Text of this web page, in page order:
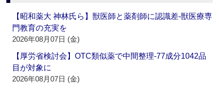
【昭和薬大 神林氏ら】獣医師と薬剤師に認識差‐獣医療専
門教育の充実を
2026年08月07日 (金)
【厚労省検討会】OTC類似薬で中間整理‐77成分1042品
目が対象に
2026年08月07日 (金)